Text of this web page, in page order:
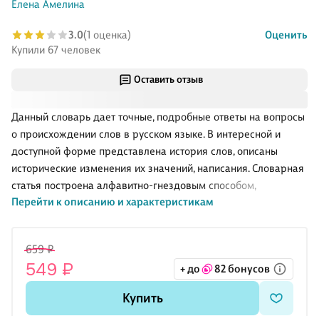
Оставить отзыв
Данный словарь дает точные, подробные ответы на вопросы
о происхождении слов в русском языке. В интересной и
доступной форме представлена история слов, описаны
исторические изменения их значений, написания. Словарная
статья построена алфавитно-гнездовым способом,
прослеживаются этимологические связи между словами, по
преподавателей, школьников, студентов-филологов. Также
книга может быть интересна самому широкому кругу
читателей.
Перейти к описанию и характеристикам
Елена Амелина
3.0(1 оценка)
Оценить
Купили 67 человек
659 ₽
549 ₽ + до 82 бонусов
Купить